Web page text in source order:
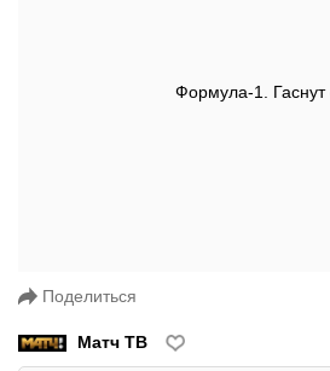
Поделиться
Матч ТВ